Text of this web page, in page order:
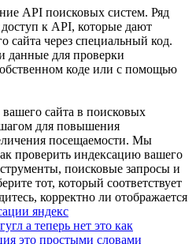
API поисковых систем. Ряд
к API, которые дают
сайта через специальный код.
данные для проверки
коде или с помощью
сайта в поисковых
для повышения
посещаемости. Мы
проверить индексацию вашего
поисковые запросы и
тот, который соответствует
корректно ли отображается
яндекс
а теперь нет это как
это простыми словами